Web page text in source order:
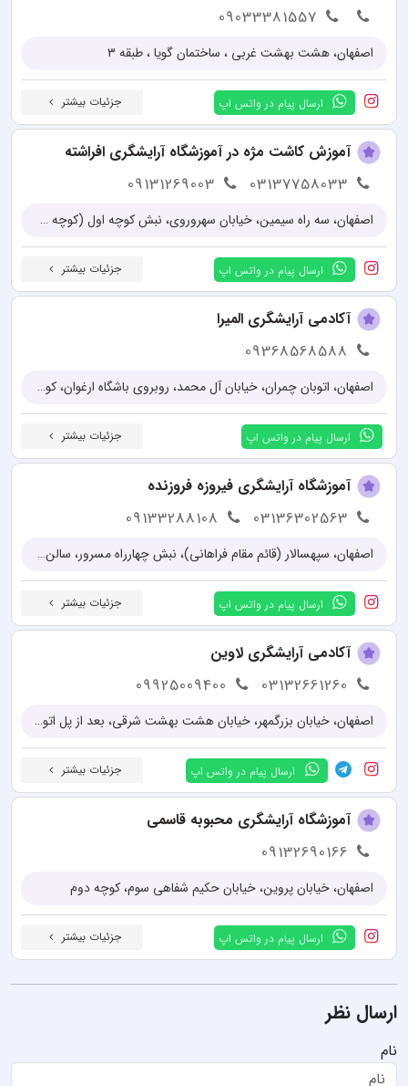
09033381557
اصفهان، هشت بهشت غربی ، ساختمان گویا ، طبقه ۳
ارسال پیام در واتس اپ جزئیات بیشتر
آموزش کاشت مژه در آموزشگاه آرایشگری افراشته
03137758033
09131269003
اصفهان، سه راه سیمین، خیابان سهروروی، نبش کوچه اول (کوچه شهید باهنر)، آموزشگاه آرایشگری فنی حرفه ای افراشته
ارسال پیام در واتس اپ جزئیات بیشتر
آکادمی آرایشگری المیرا
09368568588
اصفهان، اتوبان چمران، خیابان آل محمد، روبروی باشگاه ارغوان، کوچه گلبرگ 6، آموزشگاه زیبایی المیرا
ارسال پیام در واتس اپ جزئیات بیشتر
آموزشگاه آرایشگری فیروزه فروزنده
03136302563
09133288108
اصفهان، سپهسالار (قائم مقام فراهانی)، نبش چهارراه مسرور، سالن زیبایی فیروزه فروزنده
ارسال پیام در واتس اپ جزئیات بیشتر
آکادمی آرایشگری لاوین
03132661260
09925009400
اصفهان، خیابان بزرگمهر، خیابان هشت بهشت شرقی، بعد از پل اتوبان، کوچه وحدت، فرعی انقلاب، پلاک ۲۶
ارسال پیام در واتس اپ جزئیات بیشتر
آموزشگاه آرایشگری محبوبه قاسمی
09132690166
اصفهان، خیابان پروین، خیابان حکیم شفاهی سوم، کوچه دوم
ارسال پیام در واتس اپ جزئیات بیشتر
ارسال نظر
نام